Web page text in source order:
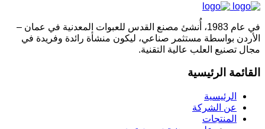
في عام 1983، أُنشئ مصنع القدس للعبوات المعدنية في عمان –
الأردن بواسطة مستثمر صناعي، ليكون منشأة رائدة وفريدة في
مجال تصنيع العلب عالية التقنية.
القائمة الرئيسية
الرئيسية
عن الشركة
المنتجات